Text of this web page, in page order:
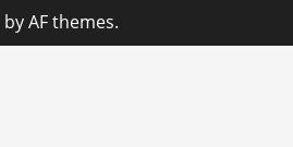
by AF themes.